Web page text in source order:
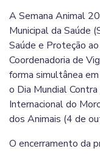
A Semana Animal
Municipal da Saúde
Saúde e Proteção
Coordenadoria de
forma simultânea
o Dia Mundial
Internacional do
dos Animais (4 de
O encerramento da